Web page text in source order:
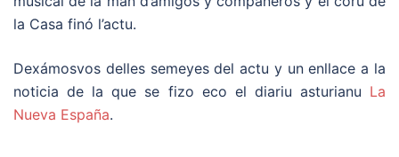
la Casa finó l’actu.
Dexámosvos delles semeyes del actu y un enllace a la
noticia de la que se fizo eco el diariu asturianu La
Nueva España.